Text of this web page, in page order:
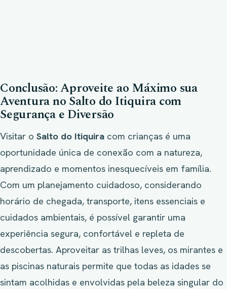
Conclusão: Aproveite ao Máximo sua
Aventura no Salto do Itiquira com
Segurança e Diversão
Visitar o Salto do Itiquira com crianças é uma
oportunidade única de conexão com a natureza,
aprendizado e momentos inesquecíveis em família.
Com um planejamento cuidadoso, considerando
horário de chegada, transporte, itens essenciais e
cuidados ambientais, é possível garantir uma
experiência segura, confortável e repleta de
descobertas. Aproveitar as trilhas leves, os mirantes e
as piscinas naturais permite que todas as idades se
sintam acolhidas e envolvidas pela beleza singular do